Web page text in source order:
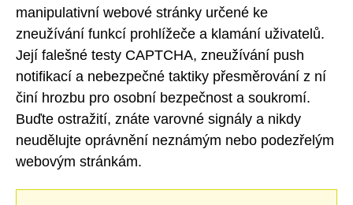
manipulativní webové stránky určené ke
zneužívání funkcí prohlížeče a klamání uživatelů.
Její falešné testy CAPTCHA, zneužívání push
notifikací a nebezpečné taktiky přesměrování z ní
činí hrozbu pro osobní bezpečnost a soukromí.
Buďte ostražití, znáte varovné signály a nikdy
neudělujte oprávnění neznámým nebo podezřelým
webovým stránkám.